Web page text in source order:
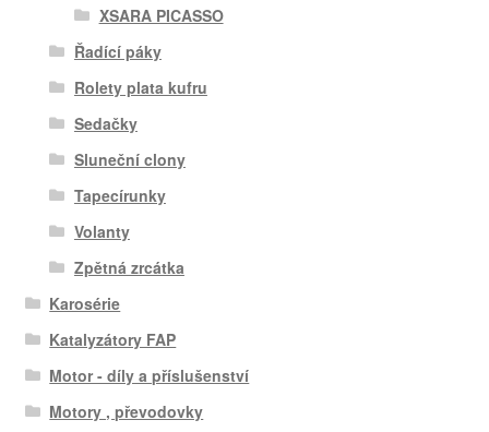
XSARA PICASSO
Řadící páky
Rolety plata kufru
Sedačky
Sluneční clony
Tapecírunky
Volanty
Zpětná zrcátka
Karosérie
Katalyzátory FAP
Motor - díly a příslušenství
Motory , převodovky